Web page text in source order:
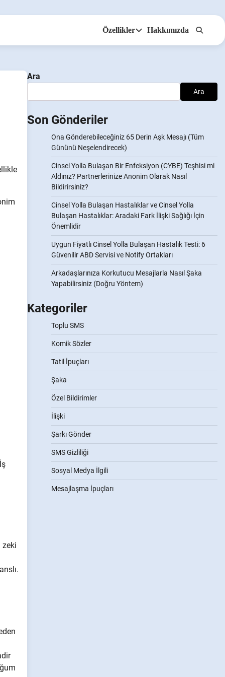
Özellikler Hakkımızda
zeki
Ara
Ara
Son Gönderiler
Ona Gönderebileceğiniz 65 Derin Aşk Mesajı (Tüm
Gününü Neşelendirecek)
Cinsel Yolla Bulaşan Bir Enfeksiyon (CYBE) Teşhisi mi
Aldınız? Partnerlerinize Anonim Olarak Nasıl
Bildirirsiniz?
Cinsel Yolla Bulaşan Hastalıklar ve Cinsel Yolla
Bulaşan Hastalıklar: Aradaki Fark İlişki Sağlığı İçin
Önemlidir
Uygun Fiyatlı Cinsel Yolla Bulaşan Hastalık Testi: 6
Güvenilir ABD Servisi ve Notify Ortakları
Arkadaşlarınıza Korkutucu Mesajlarla Nasıl Şaka
Yapabilirsiniz (Doğru Yöntem)
Kategoriler
Toplu SMS
Komik Sözler
Tatil İpuçları
Şaka
Özel Bildirimler
İlişki
Şarkı Gönder
SMS Gizliliği
Sosyal Medya İlgili
Mesajlaşma İpuçları